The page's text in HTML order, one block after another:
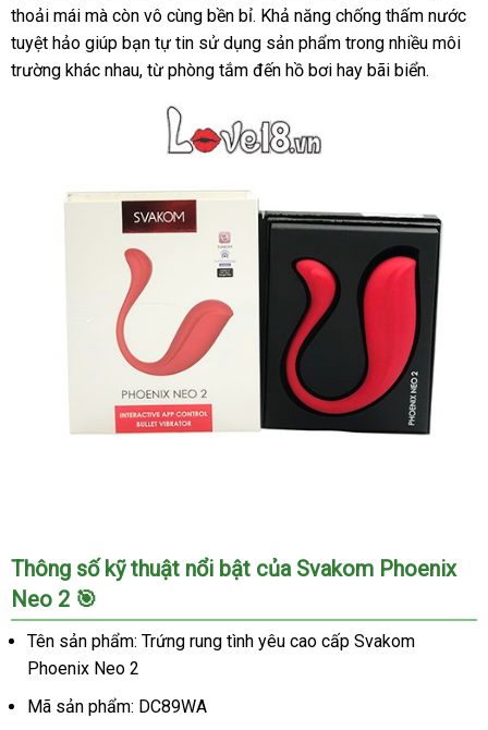
thoải mái mà còn vô cùng bền bỉ. Khả năng chống thấm nước
tuyệt hảo giúp bạn tự tin sử dụng sản phẩm trong nhiều môi
trường khác nhau, từ phòng tắm đến hồ bơi hay bãi biển.
Trứng
rung
tình
yêu
Svakom
Phoenix
Neo
Thông số kỹ thuật nổi bật của Svakom Phoenix
Neo 2 🎯
Tên sản phẩm: Trứng rung tình yêu cao cấp Svakom
Phoenix Neo 2
Mã sản phẩm: DC89WA